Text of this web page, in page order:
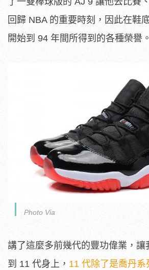
回歸 NBA 的重要時刻，因此在鞋
開始到 94 年間所得到的各種榮譽。
Photo Via
講了這麼多前幾代的豐功偉業，讓
到 11 代身上， 11 代除了是喬丹